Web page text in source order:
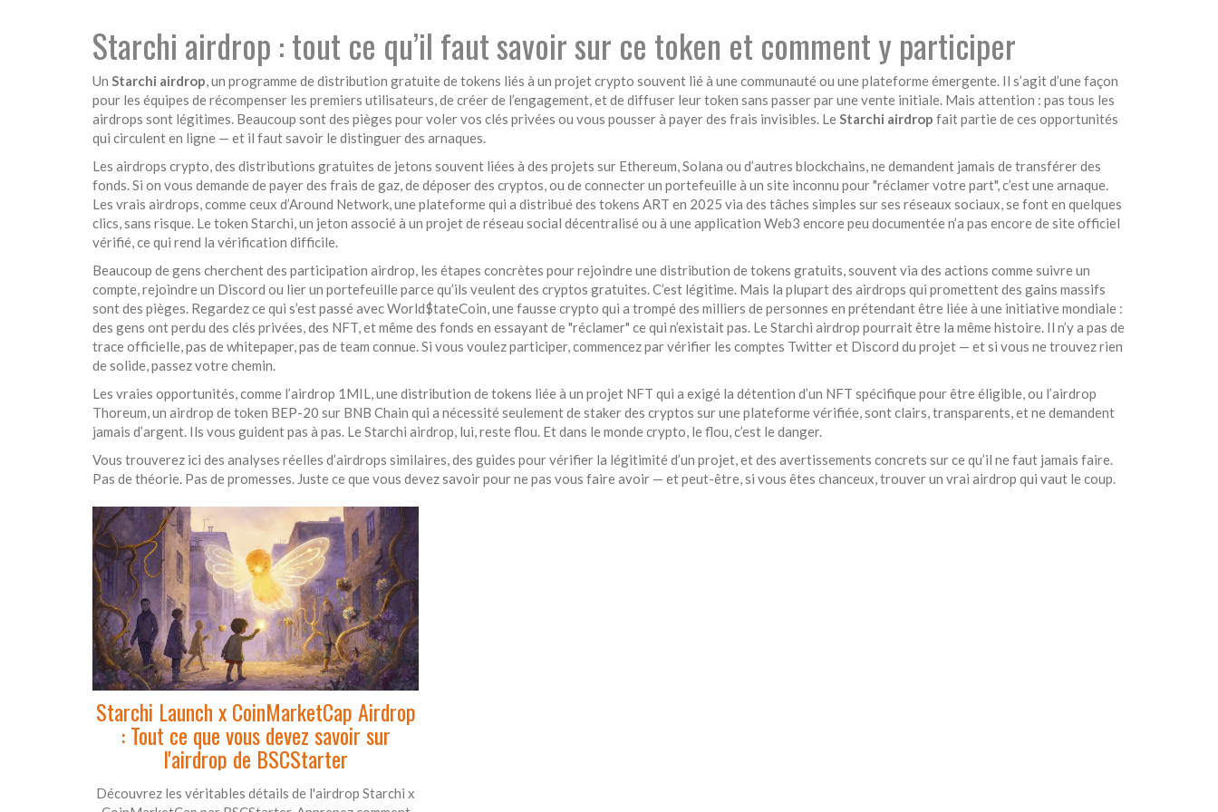
Starchi airdrop : tout ce qu’il faut savoir sur ce token et comment y participer
Un Starchi airdrop,un programme de distribution gratuite de tokens liés à un projet crypto souvent lié à une communauté ou une plateforme émergente. Il s’agit d’une façon
pour les équipes de récompenser les premiers utilisateurs, de créer de l’engagement, et de diffuser leur token sans passer par une vente initiale. Mais attention : pas tous les
airdrops sont légitimes. Beaucoup sont des pièges pour voler vos clés privées ou vous pousser à payer des frais invisibles. LeStarchi airdrop fait partie de ces opportunités
qui circulent en ligne — et il faut savoir le distinguer des arnaques.
Les airdrops crypto,des distributions gratuites de jetons souvent liées à des projets sur Ethereum, Solana ou d’autres blockchains, ne demandent jamais de transférer des
fonds. Si on vous demande de payer des frais de gaz, de déposer des cryptos, ou de connecter un portefeuille à un site inconnu pour "réclamer votre part", c’est une arnaque.
Les vrais airdrops, comme ceux d’Around Network,une plateforme qui a distribué des tokens ART en 2025 via des tâches simples sur ses réseaux sociaux, se font en quelques
clics, sans risque. Letoken Starchi,un jeton associé à un projet de réseau social décentralisé ou à une application Web3 encore peu documentéen’a pas encore de site officiel
vérifié, ce qui rend la vérification difficile.
Beaucoup de gens cherchent des participation airdrop, les étapes concrètes pour rejoindre une distribution de tokens gratuits, souvent via des actions comme suivre un
compte, rejoindre un Discord ou lier un portefeuilleparce qu’ils veulent des cryptos gratuites. C’est légitime. Mais la plupart des airdrops qui promettent des gains massifs
sont des pièges. Regardez ce qui s’est passé avecWorld$tateCoin,une fausse crypto qui a trompé des milliers de personnes en prétendant être liée à une initiative mondiale :
des gens ont perdu des clés privées, des NFT, et même des fonds en essayant de "réclamer" ce qui n’existait pas. Le Starchi airdrop pourrait être la même histoire. Il n’y a pas de
trace officielle, pas de whitepaper, pas de team connue. Si vous voulez participer, commencez par vérifier les comptes Twitter et Discord du projet — et si vous ne trouvez rien
de solide, passez votre chemin.
Les vraies opportunités, comme l’airdrop 1MIL,une distribution de tokens liée à un projet NFT qui a exigé la détention d’un NFT spécifique pour être éligible, ou l’airdrop
Thoreum,un airdrop de token BEP-20 sur BNB Chain qui a nécessité seulement de staker des cryptos sur une plateforme vérifiée, sont clairs, transparents, et ne demandent
jamais d’argent. Ils vous guident pas à pas. Le Starchi airdrop, lui, reste flou. Et dans le monde crypto, le flou, c’est le danger.
Vous trouverez ici des analyses réelles d’airdrops similaires, des guides pour vérifier la légitimité d’un projet, et des avertissements concrets sur ce qu’il ne faut jamais faire.
Pas de théorie. Pas de promesses. Juste ce que vous devez savoir pour ne pas vous faire avoir — et peut-être, si vous êtes chanceux, trouver un vrai airdrop qui vaut le coup.
Starchi Launch x CoinMarketCap Airdrop
: Tout ce que vous devez savoir sur
l'airdrop de BSCStarter
Découvrez les véritables détails de l'airdrop Starchi x